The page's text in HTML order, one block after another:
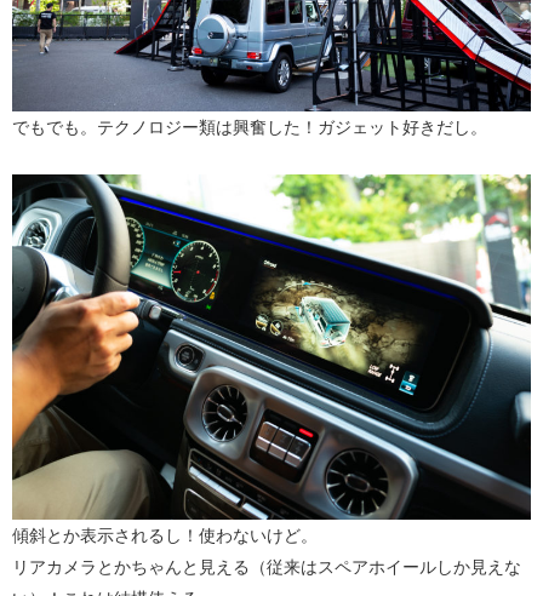
でもでも。テクノロジー類は興奮した！ガジェット好きだし。
傾斜とか表示されるし！使わないけど。
リアカメラとかちゃんと見える（従来はスペアホイールしか見えな